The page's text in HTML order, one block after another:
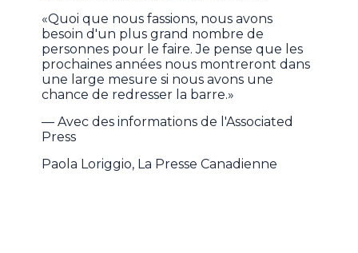
«Quoi que nous fassions, nous avons
besoin d'un plus grand nombre de
personnes pour le faire. Je pense que les
prochaines années nous montreront dans
une large mesure si nous avons une
chance de redresser la barre.»
— Avec des informations de l'Associated
Press
Paola Loriggio, La Presse Canadienne